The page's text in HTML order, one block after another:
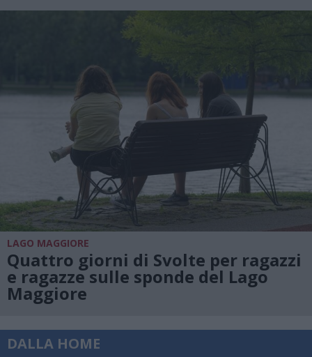
LAGO MAGGIORE
Quattro giorni di Svolte per ragazzi
e ragazze sulle sponde del Lago
Maggiore
DALLA HOME